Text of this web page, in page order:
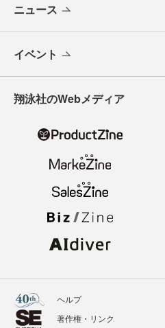
ニュース
イベント
翔泳社のWebメディア
ヘルプ
著作権・リンク